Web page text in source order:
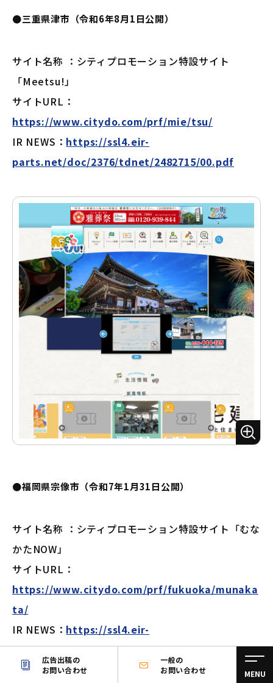
広告出稿の
お問い合わせ
一般の
お問い合わせ
MENU
●三重県津市（令和6年8月1日公開）
サイト名称 ：シティプロモーション特設サイト
「Meetsu!」
サイトURL：
https://www.citydo.com/prf/mie/tsu/
IR NEWS： https://ssl4.eir-
parts.net/doc/2376/tdnet/2482715/00.pdf
ズ
ー
●福岡県宗像市（令和7年1月31日公開）
サイト名称 ：シティプロモーション特設サイト「むな
かたNOW」
サイトURL：
https://www.citydo.com/prf/fukuoka/munaka
ta/
IR NEWS： https://ssl4.eir-
parts.net/doc/2376/tdnet/2556708/00.pdf